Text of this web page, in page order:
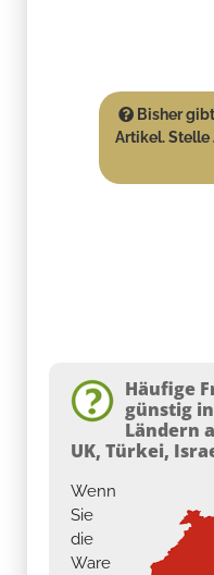
Bisher
Artikel. Stelle
Häufige
günstig
Ländern
UK, Türkei,
Wenn
Sie
die
Ware